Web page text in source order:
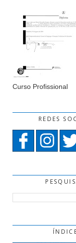
Curso Profissional
REDES